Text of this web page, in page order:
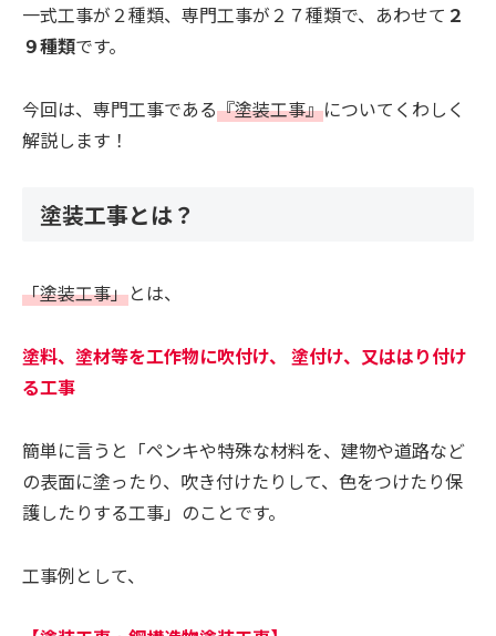
一式工事が２種類、専門工事が２７種類で、あわせて ２
９種類です。
今回は、専門工事である『塗装工事』についてくわしく
解説します！
塗装工事とは？
「塗装工事」とは、
塗料、塗材等を工作物に吹付け、 塗付け、又ははり付け
る工事
簡単に言うと「ペンキや特殊な材料を、建物や道路など
の表面に塗ったり、吹き付けたりして、色をつけたり保
護したりする工事」のことです。
工事例として、